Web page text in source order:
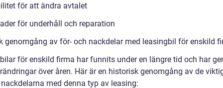
för att ändra avtalet
för underhåll och reparation
genomgång av för- och nackdelar med leasingbil för enskild
för enskild firma har funnits under en längre tid och har
över åren. Här är en historisk genomgång av de
med denna typ av leasing: